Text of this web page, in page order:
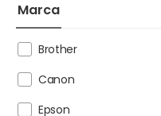
Marca
Brother
Canon
Epson